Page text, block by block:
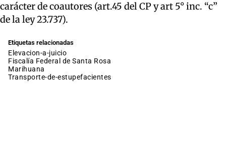
carácter de coautores (art.45 del CP y art 5° inc. “c”
de la ley 23.737).
Etiquetas relacionadas
elevacion-a-juicio
Fiscalía Federal de Santa Rosa
marihuana
transporte-de-estupefacientes